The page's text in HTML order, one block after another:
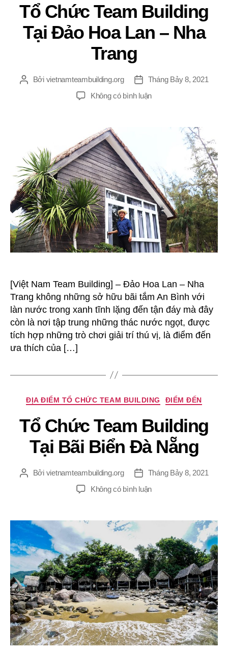
Tổ Chức Team Building
Tại Đảo Hoa Lan – Nha
Trang
TácBởi vietnamteambuilding.org
Ngày
đăng
Tháng Bảy 8, 2021
Không có bình luậnở
Hoa
Lan
–
Nha
Trang
[Việt Nam Team Building] – Đảo Hoa Lan – Nha
Trang không những sở hữu bãi tắm An Bình với
làn nước trong xanh tĩnh lặng đến tận đáy mà đây
còn là nơi tập trung những thác nước ngọt, được
tích hợp những trò chơi giải trí thú vị, là điểm đến
ưa thích của […]
Chuyên
ĐỊA ĐIỂM TỔ CHỨC TEAM BUILDING ĐIỂM ĐẾN
Tổ Chức Team Building
Tại Bãi Biển Đà Nẵng
TácBởi vietnamteambuilding.org
Ngày
đăng
Tháng Bảy 8, 2021
Không có bình luậnở
Team
Tại
Bãi
Biển
Đà
Nẵng